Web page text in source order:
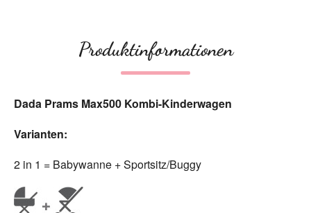
Produktinformationen
Dada Prams Max500 Kombi-Kinderwagen
Varianten:
2 in 1 = Babywanne + Sportsitz/Buggy